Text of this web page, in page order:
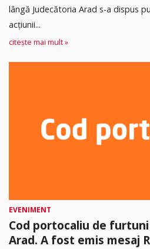
lângă Judecătoria Arad s-a dispus
acţiunii...
citește mai mult »
EVENIMENT
Cod portocaliu de
Arad. A fost emis mesaj